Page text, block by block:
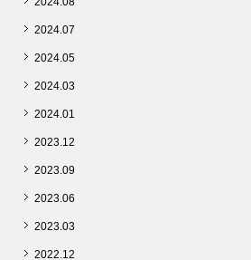
2024.07
2024.05
2024.03
2024.01
2023.12
2023.09
2023.06
2023.03
2022.12